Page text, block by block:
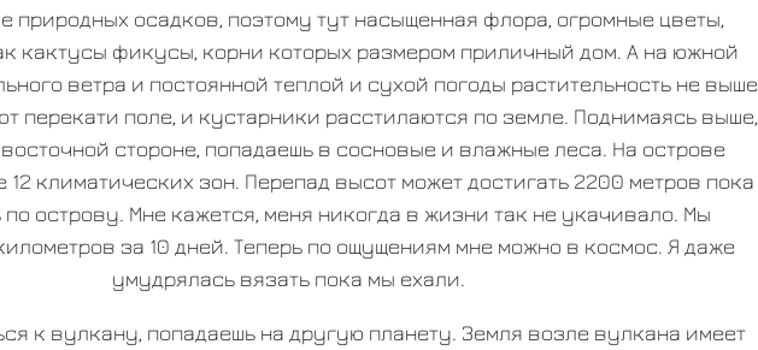
природных осадков, поэтому тут насыщенная флора, огромные цветы,
кактусы фикусы, корни которых размером приличный дом. А на южной
ветра и постоянной теплой и сухой погоды растительность не выше
перекати поле, и кустарники расстилаются по земле. Поднимаясь выше,
стороне, попадаешь в сосновые и влажные леса. На острове
12 климатических зон. Перепад высот может достигать 2200 метров пока
острову. Мне кажется, меня никогда в жизни так не укачивало. Мы
за 10 дней. Теперь по ощущениям мне можно в космос. Я даже
умудрялась вязать пока мы ехали.
к вулкану, попадаешь на другую планету. Земля возле вулкана имеет